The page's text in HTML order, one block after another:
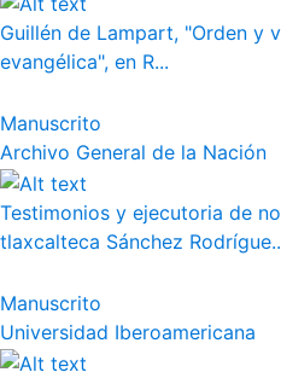
Guillén de Lampart, "Orden y
evangélica", en R...
Manuscrito
Archivo General de la Nación
Testimonios y ejecutoria de
tlaxcalteca Sánchez
Manuscrito
Universidad Iberoamericana